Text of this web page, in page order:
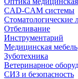
CAD-CAM системы
Стоматологические
Отбеливание
Инструментарий
Медицинская мебель
Зуботехника
Ветеринарное
СИЗ и безопасность